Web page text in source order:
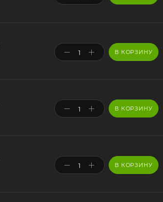
В КОРЗИНУ
В КОРЗИНУ
В КОРЗИНУ